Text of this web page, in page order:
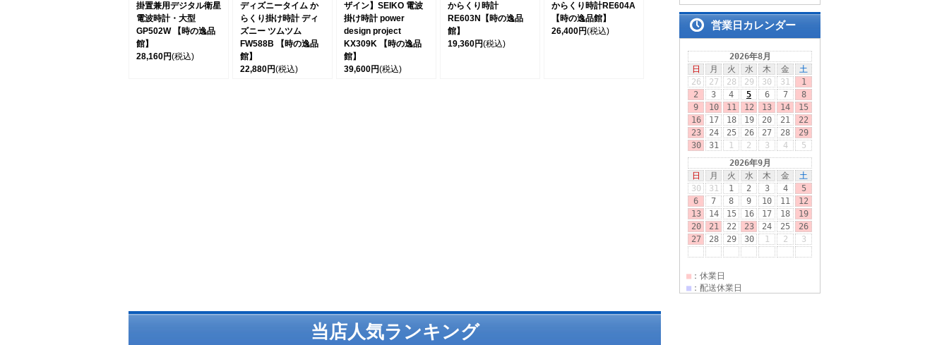
掛置兼用デジタル衛星
電波時計・大型
GP502W 【時の逸品
館】
28,160円(税込)
ディズニータイム か
らくり掛け時計 ディ
ズニー ツムツム
FW588B 【時の逸品
館】
22,880円(税込)
ザイン】SEIKO 電波
掛け時計 power
design project
KX309K 【時の逸品
館】
39,600円(税込)
からくり時計
RE603N【時の逸品
館】
19,360円(税込)
からくり時計RE604A
【時の逸品館】
26,400円(税込) 営業日カレンダー
当店人気ランキング